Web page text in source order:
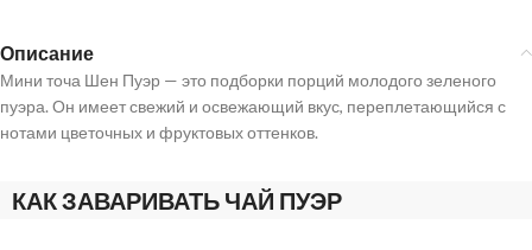
Описание
Мини точа Шен Пуэр — это подборки порций молодого зеленого
пуэра. Он имеет свежий и освежающий вкус, переплетающийся с
нотами цветочных и фруктовых оттенков.
КАК ЗАВАРИВАТЬ ЧАЙ ПУЭР